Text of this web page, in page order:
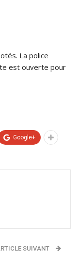
La police
est ouverte pour
Google+
SUIVANT